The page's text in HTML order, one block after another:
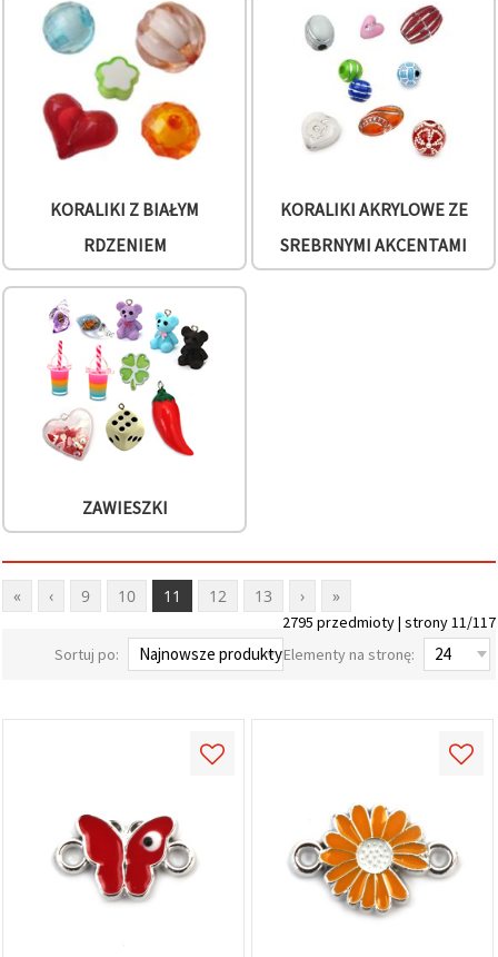
KORALIKI Z BIAŁYM
RDZENIEM
KORALIKI AKRYLOWE ZE
SREBRNYMI AKCENTAMI
ZAWIESZKI
« ‹ 9 10 11 12 13 › »
2795 przedmioty | strony 11/117
Sortuj po:
Elementy na stronę: